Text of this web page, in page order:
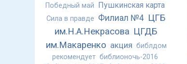
Победный май Пушкинская карта
Сила в правде Филиал №4 ЦГБ
им.Н.А.Некрасова ЦГДБ
им.Макаренко акция библдом
рекомендует библионочь-2016